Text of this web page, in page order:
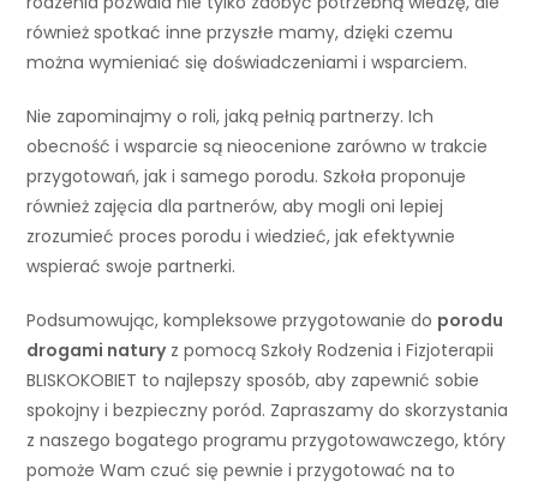
również spotkać inne przyszłe mamy, dzięki czemu
można wymieniać się doświadczeniami i wsparciem.
Nie zapominajmy o roli, jaką pełnią partnerzy. Ich
obecność i wsparcie są nieocenione zarówno w trakcie
przygotowań, jak i samego porodu. Szkoła proponuje
również zajęcia dla partnerów, aby mogli oni lepiej
zrozumieć proces porodu i wiedzieć, jak efektywnie
wspierać swoje partnerki.
Podsumowując, kompleksowe przygotowanie do porodu
drogami naturyz pomocą Szkoły Rodzenia i Fizjoterapii
BLISKOKOBIET to najlepszy sposób, aby zapewnić sobie
spokojny i bezpieczny poród. Zapraszamy do skorzystania
z naszego bogatego programu przygotowawczego, który
pomoże Wam czuć się pewnie i przygotować na to